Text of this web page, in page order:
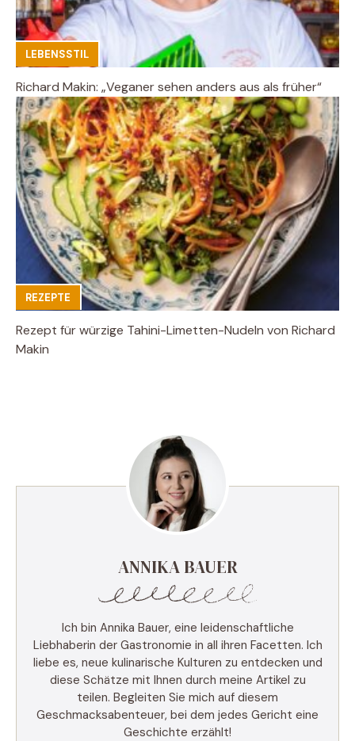
LEBENSSTIL
Richard Makin: „Veganer sehen anders aus als früher“
REZEPTE
Rezept für würzige Tahini-Limetten-Nudeln von Richard
Makin
ANNIKA BAUER
Ich bin Annika Bauer, eine leidenschaftliche
Liebhaberin der Gastronomie in all ihren Facetten. Ich
liebe es, neue kulinarische Kulturen zu entdecken und
diese Schätze mit Ihnen durch meine Artikel zu
teilen. Begleiten Sie mich auf diesem
Geschmacksabenteuer, bei dem jedes Gericht eine
Geschichte erzählt!